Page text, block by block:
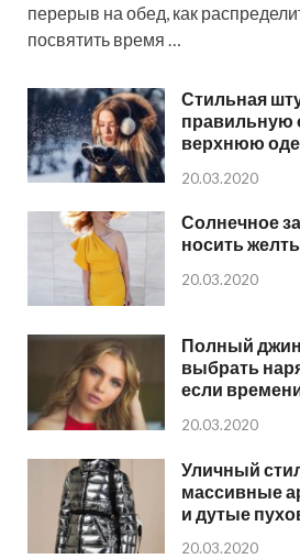
перерыв на обед, как
посвятить время …
Стильная
правильную
верхнюю
20.03.2020
Солнечное
носить
20.03.2020
Полный
выбрать
если
20.03.2020
Уличный
массивные
и дутые
20.03.2020